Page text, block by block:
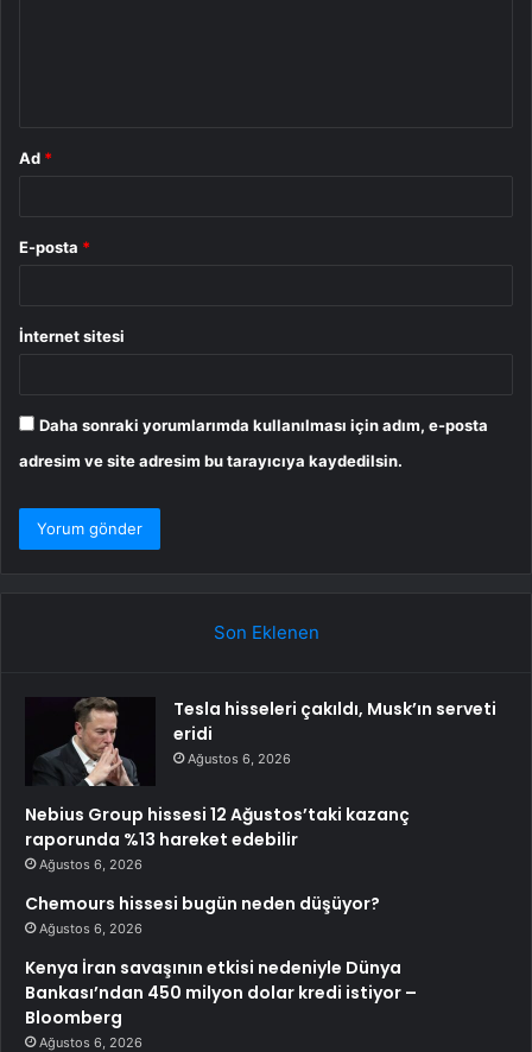
Ad *
E-posta *
İnternet sitesi
Daha sonraki yorumlarımda kullanılması için adım, e-posta
adresim ve site adresim bu tarayıcıya kaydedilsin.
Son Eklenen
Tesla hisseleri çakıldı, Musk’ın serveti
eridi
Ağustos 6, 2026
Nebius Group hissesi 12 Ağustos’taki kazanç
raporunda %13 hareket edebilir
Ağustos 6, 2026
Chemours hissesi bugün neden düşüyor?
Ağustos 6, 2026
Kenya İran savaşının etkisi nedeniyle Dünya
Bankası’ndan 450 milyon dolar kredi istiyor –
Bloomberg
Ağustos 6, 2026